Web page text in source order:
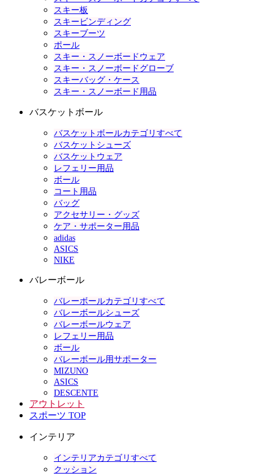
スキー板
スキービンディング
スキーブーツ
ポール
スキー・スノーボードウェア
スキー・スノーボードグローブ
スキーバッグ・ケース
スキー・スノーボード用品
バスケットボール
バスケットボールカテゴリすべて
バスケットシューズ
バスケットウェア
レフェリー用品
ボール
コート用品
バッグ
アクセサリー・グッズ
ケア・サポーター用品
adidas
ASICS
NIKE
バレーボール
バレーボールカテゴリすべて
バレーボールシューズ
バレーボールウェア
レフェリー用品
ボール
バレーボール用サポーター
MIZUNO
ASICS
DESCENTE
アウトレット
スポーツ TOP
インテリア
インテリアカテゴリすべて
クッション